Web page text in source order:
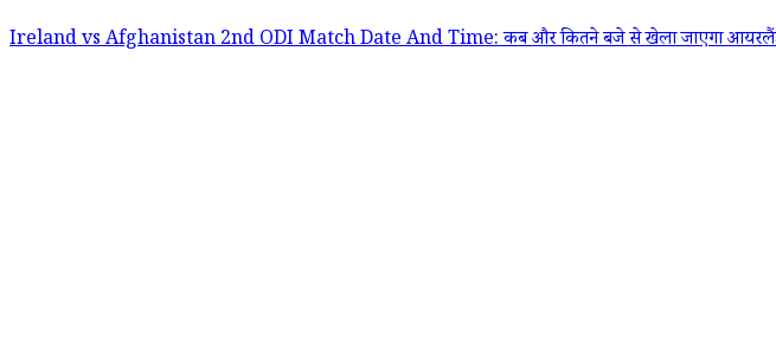
Ireland vs Afghanistan 2nd ODI Match Date And Time: कब और कितने बजे से खेला जाएगा आयरलैंड